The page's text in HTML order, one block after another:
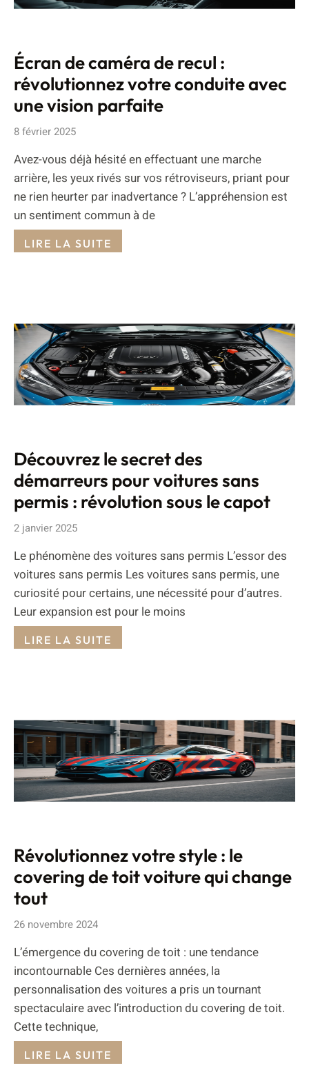
Écran de caméra de recul :
révolutionnez votre conduite avec
une vision parfaite
8 février 2025
Avez-vous déjà hésité en effectuant une marche
arrière, les yeux rivés sur vos rétroviseurs, priant pour
ne rien heurter par inadvertance ? L’appréhension est
un sentiment commun à de
LIRE LA SUITE
Découvrez le secret des
démarreurs pour voitures sans
permis : révolution sous le capot
2 janvier 2025
Le phénomène des voitures sans permis L’essor des
voitures sans permis Les voitures sans permis, une
curiosité pour certains, une nécessité pour d’autres.
Leur expansion est pour le moins
LIRE LA SUITE
Révolutionnez votre style : le
covering de toit voiture qui change
tout
26 novembre 2024
L’émergence du covering de toit : une tendance
incontournable Ces dernières années, la
personnalisation des voitures a pris un tournant
spectaculaire avec l’introduction du covering de toit.
Cette technique,
LIRE LA SUITE